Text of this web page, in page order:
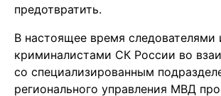
предотвратить.
В настоящее время следователями
криминалистами СК России во
со специализированным
регионального управления МВД